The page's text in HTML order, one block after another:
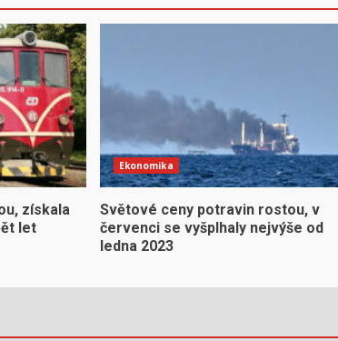
získala
let
Ekonomika
Světové ceny potravin rostou, v
červenci se vyšplhaly nejvýše od
ledna 2023